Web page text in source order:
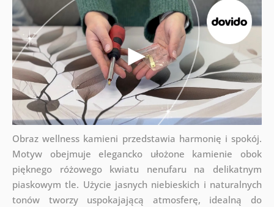
Obraz wellness kamieni przedstawia harmonię i spokój.
Motyw obejmuje elegancko ułożone kamienie obok
pięknego różowego kwiatu nenufaru na delikatnym
piaskowym tle. Użycie jasnych niebieskich i naturalnych
tonów tworzy uspokajającą atmosferę, idealną do